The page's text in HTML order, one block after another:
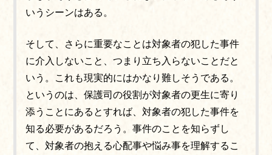
いうシーンはある。
そして、さらに重要なことは対象者の犯した事件
に介入しないこと、つまり立ち入らないことだと
いう。これも現実的にはかなり難しそうである。
というのは、保護司の役割が対象者の更生に寄り
添うことにあるとすれば、対象者の犯した事件を
知る必要があるだろう。事件のことを知らずし
て、対象者の抱える心配事や悩み事を理解するこ